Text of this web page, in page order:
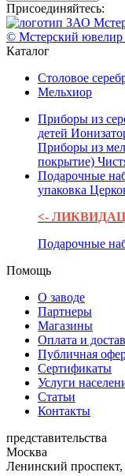
Присоединяйтесь:
© Мстерский ювелир
Каталог
Столовое
Мельхиор
Приборы из
детей
Приборы из
покрытие)
Подарочные
упаковка
<-
Подарочные
Помощь
О заводе
Партнеры
Магазины
Оплата и
Публичная
Сертификаты
Услуги
Статьи
Контакты
представительства
Москва
Ленинский проспект,